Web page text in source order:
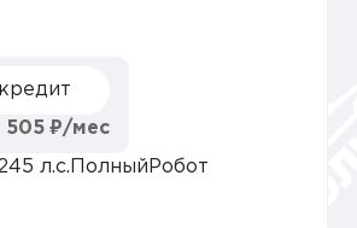
505 ₽/мес
л.с. Полный Робот